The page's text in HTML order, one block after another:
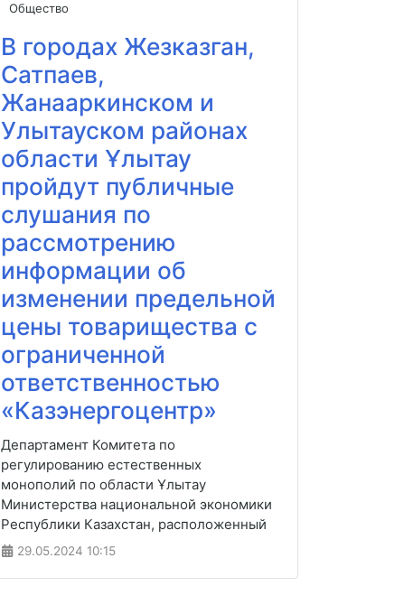
Общество
В городах Жезказган,
Сатпаев,
Жанааркинском и
Улытауском районах
области Ұлытау
пройдут публичные
слушания по
рассмотрению
информации об
изменении предельной
цены товарищества с
ограниченной
ответственностью
«Казэнергоцентр»
Департамент Комитета по
регулированию естественных
монополий по области Ұлытау
Министерства национальной экономики
Республики Казахстан, расположенный
29.05.2024 10:15